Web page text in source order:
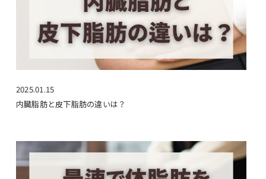
2025.01.15
内臓脂肪と皮下脂肪の違いは？